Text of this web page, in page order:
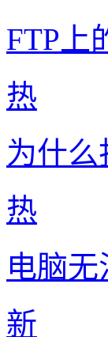
FTP上
热
为什么
热
电脑
新